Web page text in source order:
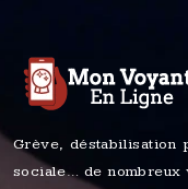
Grève,
sociale… de nombreux